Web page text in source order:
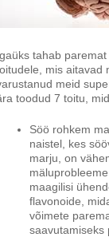
tahab
mis aitavad
meid
toodud 7 toitu,
Söö rohkem
naistel, kes
marju, on
maagilisi
flavonoide,
võimete
saavutamiseks